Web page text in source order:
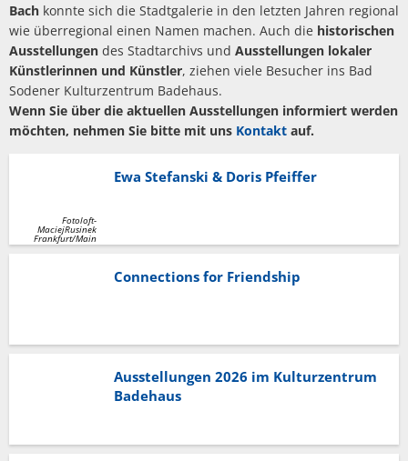
Bach konnte sich die Stadtgalerie in den letzten Jahren regional
wie überregional einen Namen machen. Auch die historischen
Ausstellungen des Stadtarchivs und Ausstellungen lokaler
Künstlerinnen und Künstler, ziehen viele Besucher ins Bad
Sodener Kulturzentrum Badehaus.
Wenn Sie über die aktuellen Ausstellungen informiert werden
möchten, nehmen Sie bitte mit uns Kontakt auf.
Fotoloft-
MaciejRusinek
Frankfurt/Main
Ewa Stefanski & Doris Pfeiffer
Connectionsfor Friendship
Ausstellungen 2026 im Kulturzentrum
Badehaus